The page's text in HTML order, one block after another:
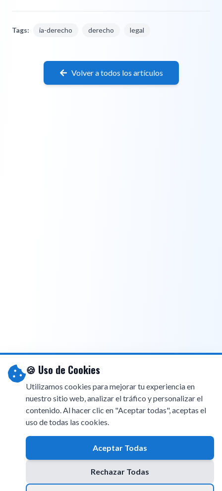
Tags: ia-derecho derecho legal
Volver a todos los artículos
🍪 Uso de Cookies
Utilizamos cookies para mejorar tu experiencia en
nuestro sitio web, analizar el tráfico y personalizar el
contenido. Al hacer clic en "Aceptar todas", aceptas el
uso de todas las cookies.
Aceptar Todas
Rechazar Todas